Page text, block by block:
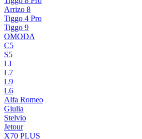
Arrizo 8
Tiggo 4 Pro
Tiggo 9
OMODA
C5
S5
LI
L7
L9
L6
Alfa Romeo
Giulia
Stelvio
Jetour
X70 PLUS